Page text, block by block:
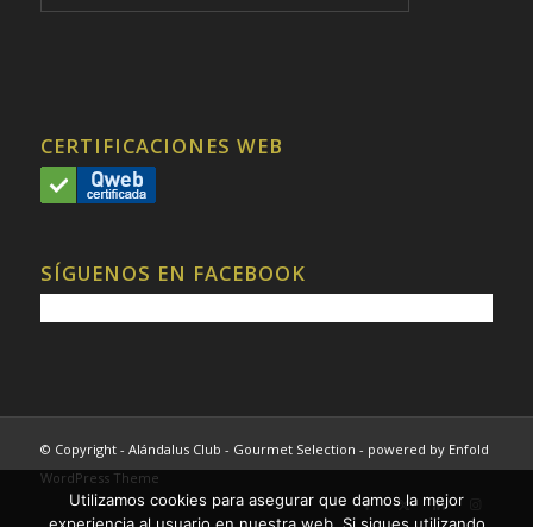
CERTIFICACIONES WEB
SÍGUENOS EN FACEBOOK
© Copyright - Alándalus Club - Gourmet Selection - powered by Enfold
WordPress Theme
Utilizamos cookies para asegurar que damos la mejor